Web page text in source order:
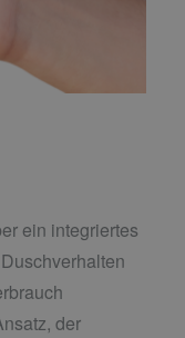
ein integriertes
der